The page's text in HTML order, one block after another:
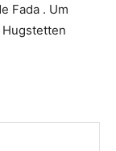
Fada . Um
Hugstetten